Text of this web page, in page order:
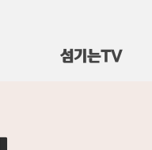
섬기는TV